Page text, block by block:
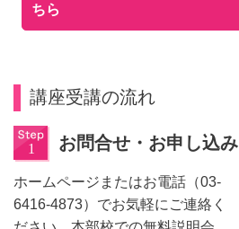
ちら
講座受講の流れ
お問合せ・お申し込み
ホームページまたはお電話（03-
6416-4873）でお気軽にご連絡く